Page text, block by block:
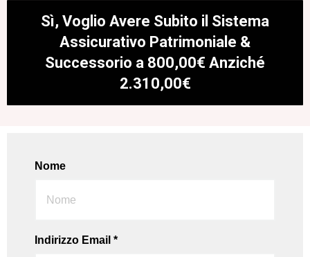
Sì, Voglio Avere Subito il Sistema
Assicurativo Patrimoniale &
Successorio a 800,00€ Anziché
2.310,00€
Nome
Indirizzo Email *